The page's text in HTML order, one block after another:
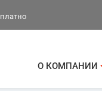
О КОМПАНИИ